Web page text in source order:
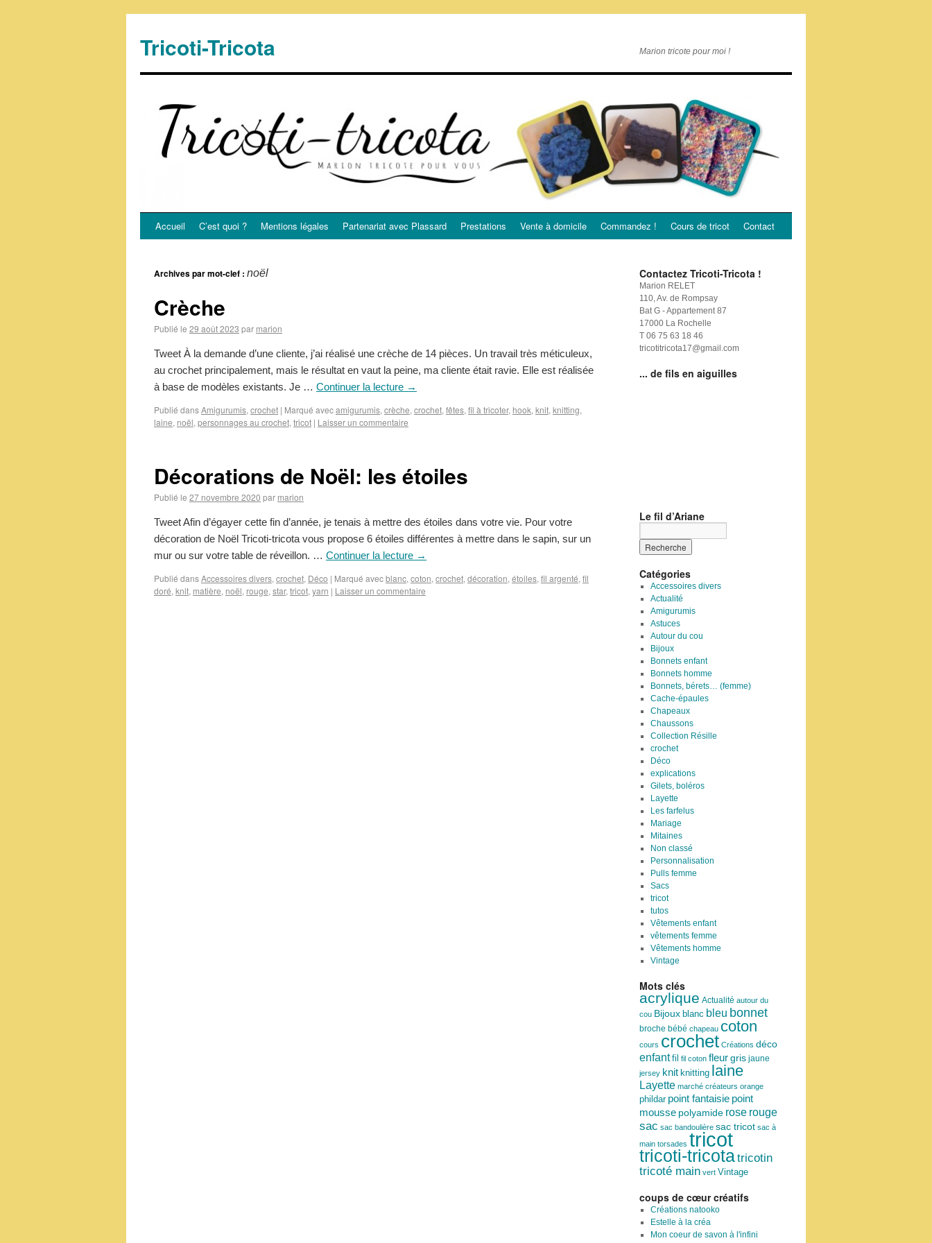
Tricoti-Tricota Marion tricote pour moi !
Accueil C’est quoi ? Mentions légales Partenariat avec Plassard Prestations Vente à domicile Commandez ! Cours de tricot Contact
Archives par mot-clef : noël
Crèche
Publié le 29 août 2023 par marion
Tweet À la demande d’une cliente, j’ai réalisé une crèche de 14 pièces. Un travail très méticuleux,
au crochet principalement, mais le résultat en vaut la peine, ma cliente était ravie. Elle est réalisée
à base de modèles existants. Je … Continuer la lecture →
Publié dansAmigurumis, crochet | Marqué avecamigurumis, crèche, crochet, fêtes, fil à tricoter, hook, knit, knitting,
laine, noël, personnages au crochet, tricot | Laisser un commentaire
Décorations de Noël: les étoiles
Publié le 27 novembre 2020 par marion
Tweet Afin d’égayer cette fin d’année, je tenais à mettre des étoiles dans votre vie. Pour votre
décoration de Noël Tricoti-tricota vous propose 6 étoiles différentes à mettre dans le sapin, sur un
mur ou sur votre table de réveillon. … Continuer la lecture →
Publié dansAccessoires divers, crochet, Déco | Marqué avecblanc, coton, crochet, décoration, étoiles, fil argenté, fil
doré, knit, matière, noël, rouge, star, tricot, yarn | Laisser un commentaire
Contactez Tricoti-Tricota !
Marion RELET
110, Av. de Rompsay
Bat G - Appartement 87
17000 La Rochelle
T 06 75 63 18 46
tricotitricota17@gmail.com
... de fils en aiguilles
Le fil d’Ariane
Catégories
Accessoires divers
Actualité
Amigurumis
Astuces
Autour du cou
Bijoux
Bonnets enfant
Bonnets homme
Bonnets, bérets… (femme)
Cache-épaules
Chapeaux
Chaussons
Collection Résille
crochet
Déco
explications
Gilets, boléros
Layette
Les farfelus
Mariage
Mitaines
Non classé
Personnalisation
Pulls femme
Sacs
tricot
tutos
Vêtements enfant
vêtements femme
Vêtements homme
Vintage
Mots clés
acrylique Actualité autour du
cou Bijoux blanc bleu bonnet
broche bébé chapeau coton
cours crochet Créations déco
enfant fil fil coton fleur gris jaune
jersey knit knitting laine
Layette marché créateurs orange
phildar point fantaisie point
mousse polyamide rose rouge
sac sac bandoulière sac tricot sac à
main torsades tricot
tricoti-tricotatricotin
tricoté main vert Vintage
coups de cœur créatifs
Créations natooko
Estelle à la créa
Mon coeur de savon à l'infini